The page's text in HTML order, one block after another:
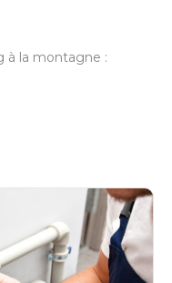
à la montagne :